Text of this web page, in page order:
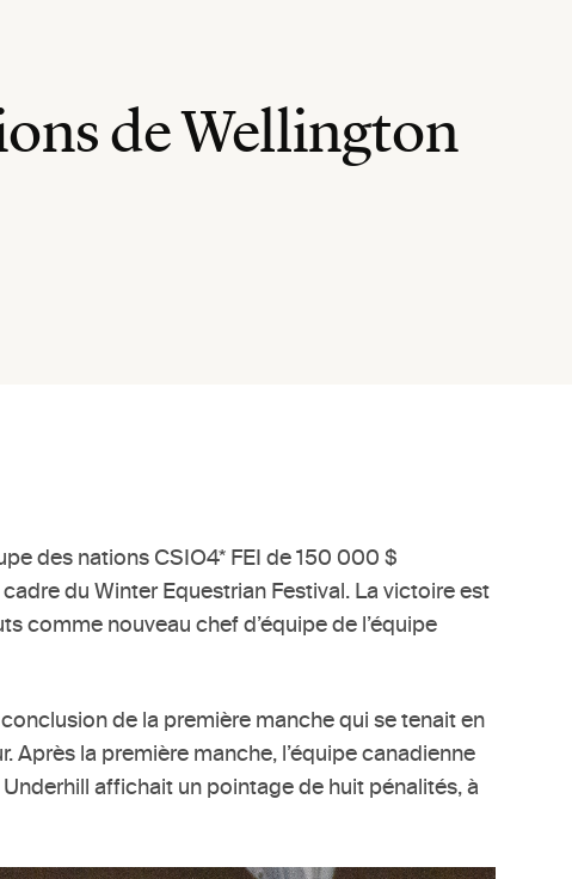
de Wellington
des nations CSIO4* FEI de 150 000 $
du Winter Equestrian Festival. La victoire est
comme nouveau chef d’équipe de l’équipe
de la première manche qui se tenait en
Après la première manche, l’équipe canadienne
affichait un pointage de huit pénalités, à